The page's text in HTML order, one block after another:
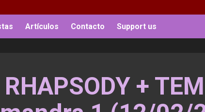
Artículos Contacto Support us
+